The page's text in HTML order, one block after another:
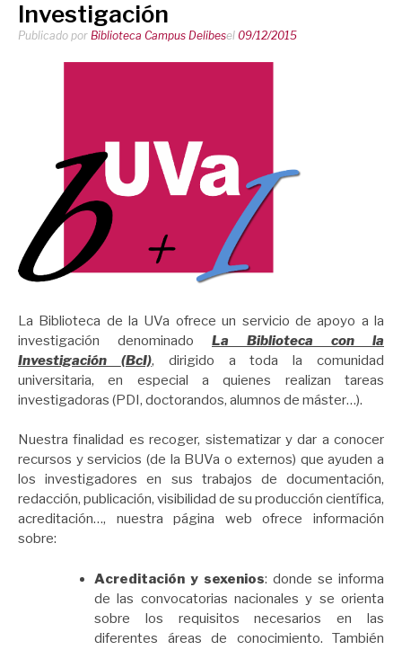
Investigación
Publicado por Biblioteca Campus Delibesel 09/12/2015
La Biblioteca de la UVa ofrece un servicio de apoyo a la
investigación denominado La Biblioteca con la
Investigación (BcI), dirigido a toda la comunidad
universitaria, en especial a quienes realizan tareas
investigadoras (PDI, doctorandos, alumnos de máster…).
Nuestra finalidad es recoger, sistematizar y dar a conocer
recursos y servicios (de la BUVa o externos) que ayuden a
los investigadores en sus trabajos de documentación,
redacción, publicación, visibilidad de su producción científica,
acreditación…, nuestra página web ofrece información
sobre:
Acreditación y sexenios: donde se informa
de las convocatorias nacionales y se orienta
sobre los requisitos necesarios en las
diferentes áreas de conocimiento. También